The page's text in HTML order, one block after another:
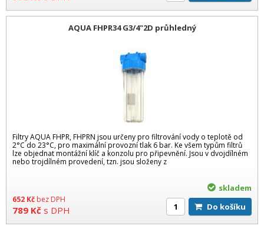
AQUA FHPR34 G3/4"2D průhledný
Filtry AQUA FHPR, FHPRN jsou určeny pro filtrování vody o teplotě od
2°C do 23°C, pro maximální provozní tlak 6 bar. Ke všem typům filtrů
lze objednat montážní klíč a konzolu pro připevnění. Jsou v dvojdílném
nebo trojdílném provedení, tzn. jsou složeny z
652 Kč bez DPH
789 Kč s DPH
skladem
Do košíku